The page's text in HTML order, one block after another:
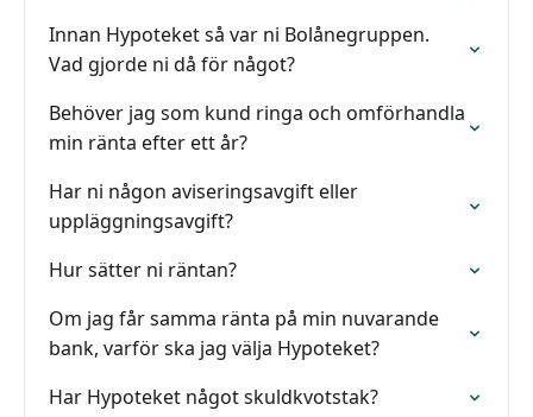
Innan Hypoteket så var ni Bolånegruppen.
Vad gjorde ni då för något?
Behöver jag som kund ringa och omförhandla
min ränta efter ett år?
Har ni någon aviseringsavgift eller
uppläggningsavgift?
Hur sätter ni räntan?
Om jag får samma ränta på min nuvarande
bank, varför ska jag välja Hypoteket?
Har Hypoteket något skuldkvotstak?